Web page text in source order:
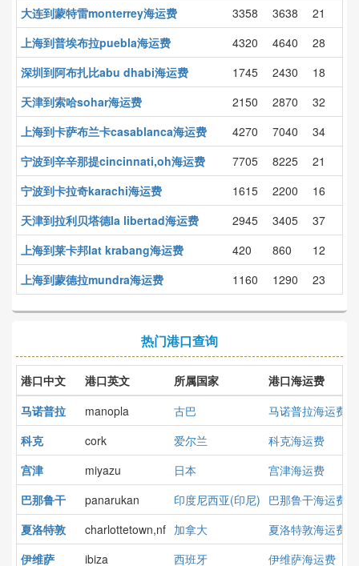
大连到蒙特雷monterrey海运费
3358 3638
21
上海到普埃布拉puebla海运费
4320 4640
28
深圳到阿布扎比abu dhabi海运费
1745 2430
18
天津到索哈sohar海运费
2150 2870
32
上海到卡萨布兰卡casablanca海运费
4270 7040
34
宁波到辛辛那提cincinnati,oh海运费
7705 8225
21
宁波到卡拉奇karachi海运费
1615 2200
16
天津到拉利贝塔德la libertad海运费
2945 3405
37
上海到莱卡邦lat krabang海运费
420 860
12
上海到蒙德拉mundra海运费
1160 1290 23
热门港口查询
港口中文 港口英文 所属国家
港口海运费
马诺普拉
manopla 古巴
马诺普拉海运费
科克
cork 爱尔兰
科克海运费
宫津
miyazu 日本
宫津海运费
巴那鲁干
panarukan 印度尼西亚(印尼) 巴那鲁干海运费
夏洛特敦
charlottetown,nf 加拿大
夏洛特敦海运费
伊维萨
ibiza 西班牙 伊维萨海运费